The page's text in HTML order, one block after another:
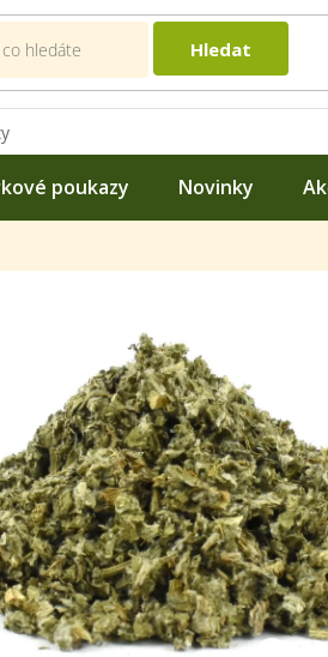
Hledat
poukazy Novinky